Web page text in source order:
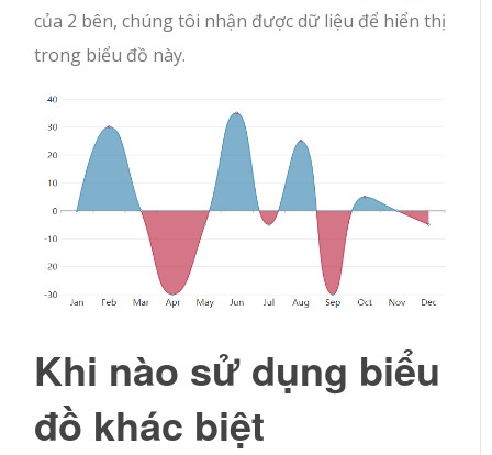
của 2 bên, chúng tôi nhận được dữ liệu để hiển thị
trong biểu đồ này.
Khi nào sử dụng biểu
đồ khác biệt